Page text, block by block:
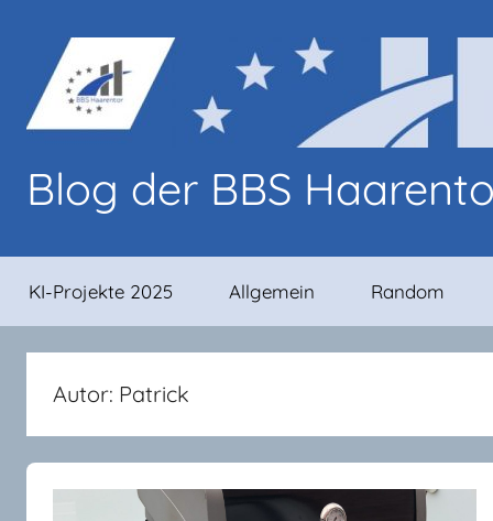
springen
Blog der BBS
Beiträge
von
den
BBS
Haarentor
KI-Projekte 2025 Allgemein Random
Autor: Patrick